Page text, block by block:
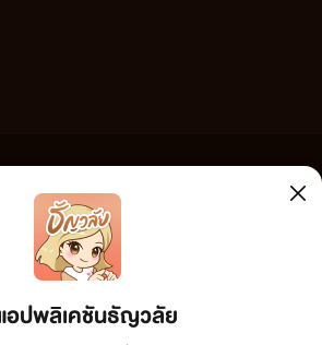
อปพลิเคชันธัญวลัย
อรับผิดชอบต่อข้อความใดๆ ทั้งสิ้น ดังนั้นผู้อ่านทุกท่านโปรดใช้
อง และหากท่านพบข้อความใดๆ ที่ขัดต่อกฎหมายและศีลธรรม
เพื่อทีมงานจะได้ดำเนินการในทันที ทั้งนี้ ทางเว็บไซต์ขอสงวน
บับเพิ่มเติม) พ.ศ.2558